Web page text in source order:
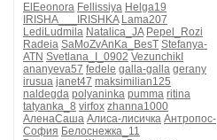
ElEeonora Fellissiya Helga19
IRISHA___IRISHKA Lama207
LediLudmila Natalica_JA Pepel_Rozi
Radeia SaMoZvAnKa_BesT Stefanya-
ATN Svetlana_I_0902 VezunchikI
ananyeva57 fedele galla-galla gerany
irusua janet47 maksimilian125
naldegda polyaninka pumma ritina
tatyanka_8 virfox zhanna1000
АленаСаша Алиса-лисичка Антропос-
София Белоснежка_11